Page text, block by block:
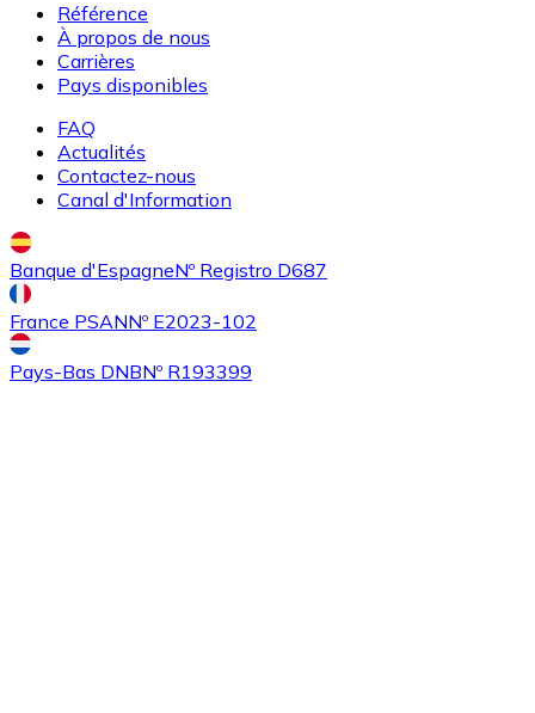
UNI
AcheterEthereum Classicavec virement bancaire
ETC
Référence
À propos de nous
Carrières
Pays disponibles
FAQ
Actualités
Contactez-nous
Canal d'Information
Banque d'EspagneNº Registro D687
France PSANNº E2023-102
Pays-Bas DNBNº R193399